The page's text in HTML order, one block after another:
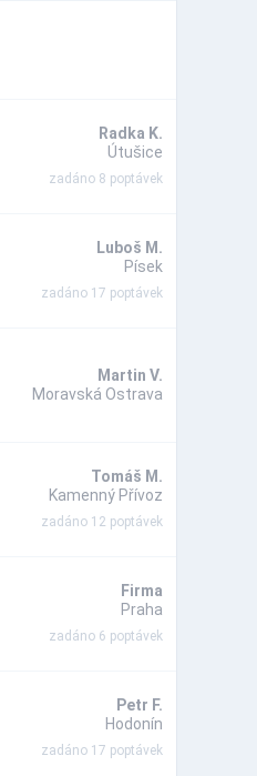
Radka K.
Útušice
zadáno 8 poptávek
Luboš M.
Písek
zadáno 17 poptávek
Martin V.
Moravská Ostrava
Tomáš M.
Kamenný Přívoz
zadáno 12 poptávek
Firma
Praha
zadáno 6 poptávek
Petr F.
Hodonín
zadáno 17 poptávek